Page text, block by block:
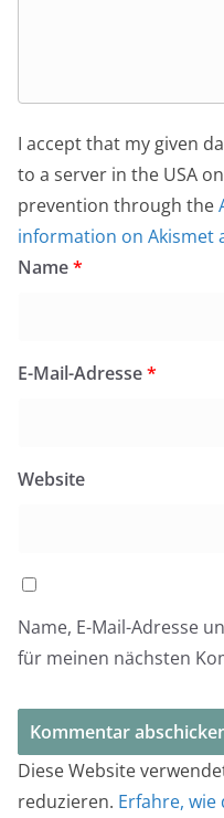
I accept that my given
to a server in the USA
prevention through the
information on Akismet
Name*
E-Mail-Adresse*
Website
Name, E-Mail-Adresse
für meinen nächsten
Diese Website
reduzieren. Erfahre,